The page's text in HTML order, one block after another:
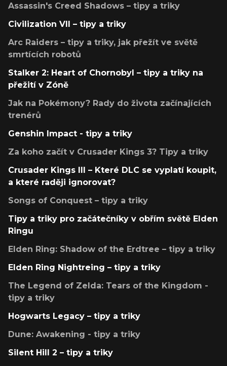
Assassin's Creed Shadows – tipy a triky
Civilization VII – tipy a triky
Arc Raiders – tipy a triky, jak přežít ve světě
smrtících robotů
Stalker 2: Heart of Chornobyl – tipy a triky na
přežití v Zóně
Jak na Pokémony? Rady do života začínajících
trenérů
Genshin Impact - tipy a triky
Za koho začít v Crusader Kings 3? Tipy a triky
Crusader Kings III – Které DLC se vyplatí koupit,
a které raději ignorovat?
Songs of Conquest – tipy a triky
Tipy a triky pro začátečníky v obřím světě Elden
Ringu
Elden Ring: Shadow of the Erdtree – tipy a triky
Elden Ring Nightreing – tipy a triky
The Legend of Zelda: Tears of the Kingdom -
tipy a triky
Hogwarts Legacy – tipy a triky
Dune: Awakening - tipy a triky
Silent Hill 2 – tipy a triky